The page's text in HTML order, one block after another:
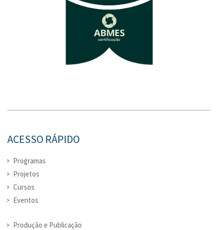
ACESSO RÁPIDO
Programas
Projetos
Cursos
Eventos
Produção e Publicação